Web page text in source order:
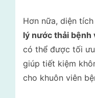
Hơn nữa, diện
lý nước thải bệnh
có thể được tối
giúp tiết kiệm
cho khuôn viên